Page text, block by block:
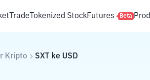
TradeTokenized StockFutures Beta
Kripto SXT ke USD